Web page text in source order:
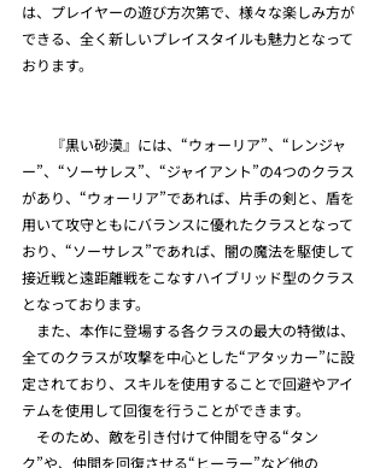
は、プレイヤーの遊び方次第で、様々な楽しみ方が
できる、全く新しいプレイスタイルも魅力となって
おります。
『黒い砂漠』には、“ウォーリア”、“レンジャ
ー”、“ソーサレス”、“ジャイアント”の4つのクラス
があり、“ウォーリア”であれば、片手の剣と、盾を
用いて攻守ともにバランスに優れたクラスとなって
おり、“ソーサレス”であれば、闇の魔法を駆使して
接近戦と遠距離戦をこなすハイブリッド型のクラス
となっております。
また、本作に登場する各クラスの最大の特徴は、
全てのクラスが攻撃を中心とした“アタッカー”に設
定されており、スキルを使用することで回避やアイ
テムを使用して回復を行うことができます。
そのため、敵を引き付けて仲間を守る“タン
ク”や、仲間を回復させる“ヒーラー”など他の